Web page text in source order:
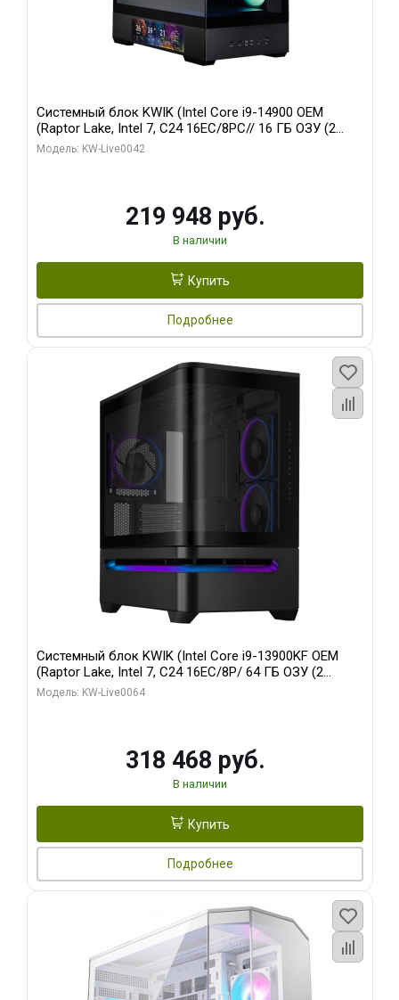
Системный блок KWIK (Intel Core i9-14900 OEM
(Raptor Lake, Intel 7, C24 16EC/8PC// 16 ГБ ОЗУ (2
модуля)/ Gigabyte RTX5070Ti EAGLE OC ICE SFF 16GB
Модель: KW-Live0042
219 948 руб.
В наличии
Купить
Подробнее
Системный блок KWIK (Intel Core i9-13900KF OEM
(Raptor Lake, Intel 7, C24 16EC/8P/ 64 ГБ ОЗУ (2
модуля)/ ASUS RTX5080 PROART OC 16GB GDDR7
Модель: KW-Live0064
318 468 руб.
В наличии
Купить
Подробнее